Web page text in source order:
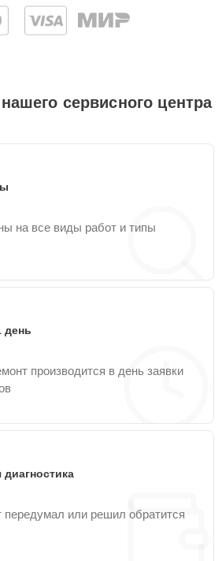
сервисного центра
на все виды работ и типы
день
производится в день заявки
диагностика
передумал или решил обратится